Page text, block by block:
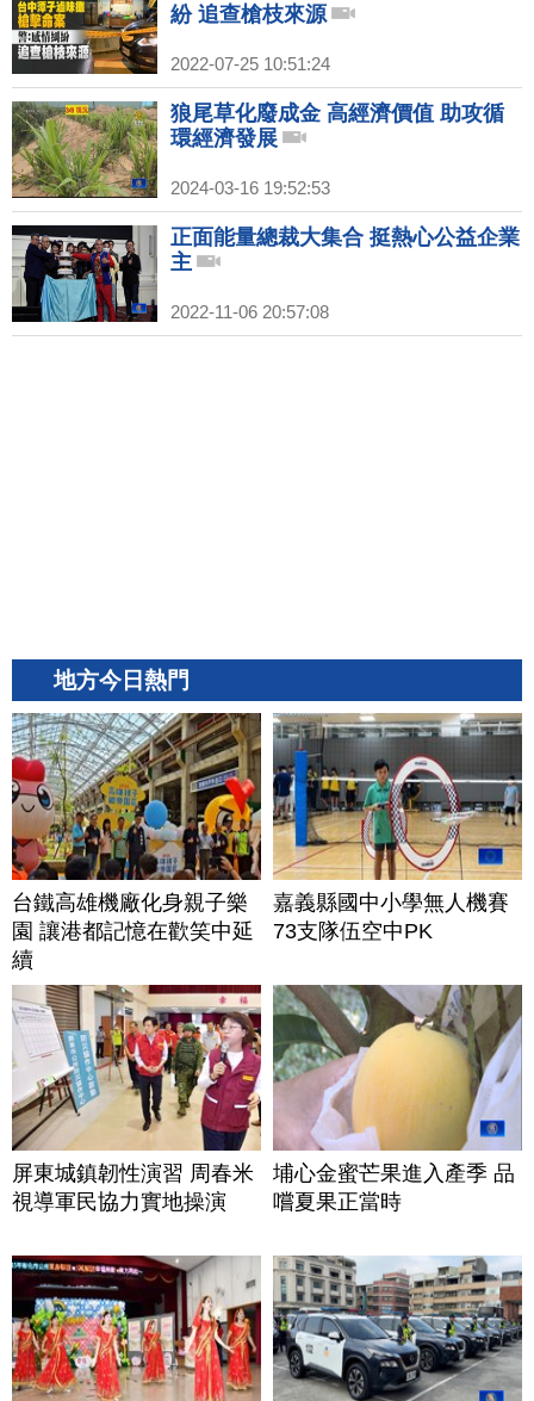
紛 追查槍枝來源
2022-07-25 10:51:24
狼尾草化廢成金 高經濟價值 助攻循
環經濟發展
2024-03-16 19:52:53
正面能量總裁大集合 挺熱心公益企業
主
2022-11-06 20:57:08
地方今日熱門
台鐵高雄機廠化身親子樂
園 讓港都記憶在歡笑中延
續
嘉義縣國中小學無人機賽
73支隊伍空中PK
屏東城鎮韌性演習 周春米
視導軍民協力實地操演
埔心金蜜芒果進入產季 品
嚐夏果正當時